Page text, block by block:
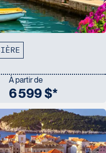
À partir de
6 599 $*